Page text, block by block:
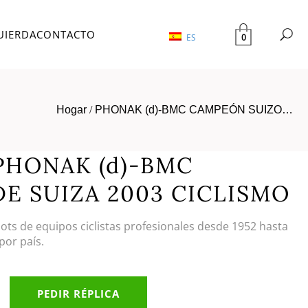
CONTACTO ES 0
Hogar / PHONAK (d)-BMC CAMPEÓN SUIZO…
(d)-BMC
SUIZA 2003 CICLISMO
de equipos ciclistas profesionales desde 1952 hasta
país.
PEDIR RÉPLICA